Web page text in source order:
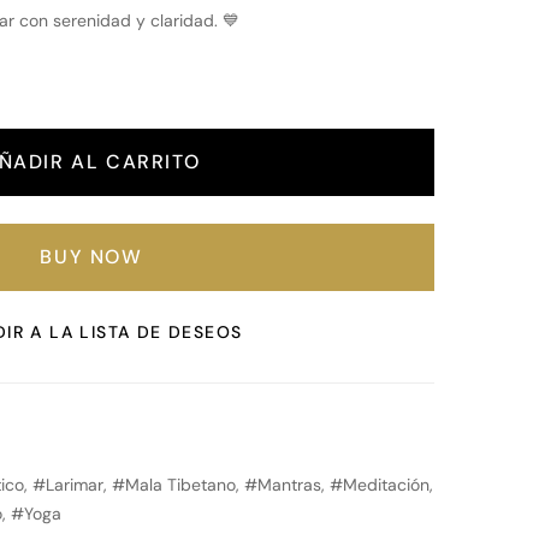
con serenidad y claridad. 💙
AL CARRITO
BUY NOW
A LA LISTA DE DESEOS
, Larimar, Mala Tibetano, Mantras, Meditación,
, Yoga